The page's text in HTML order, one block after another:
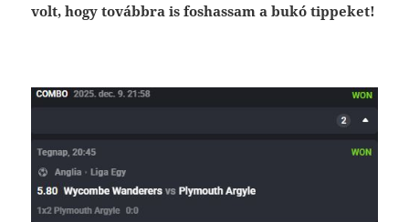
volt, hogy továbbra is foshassam a bukó tippeket!